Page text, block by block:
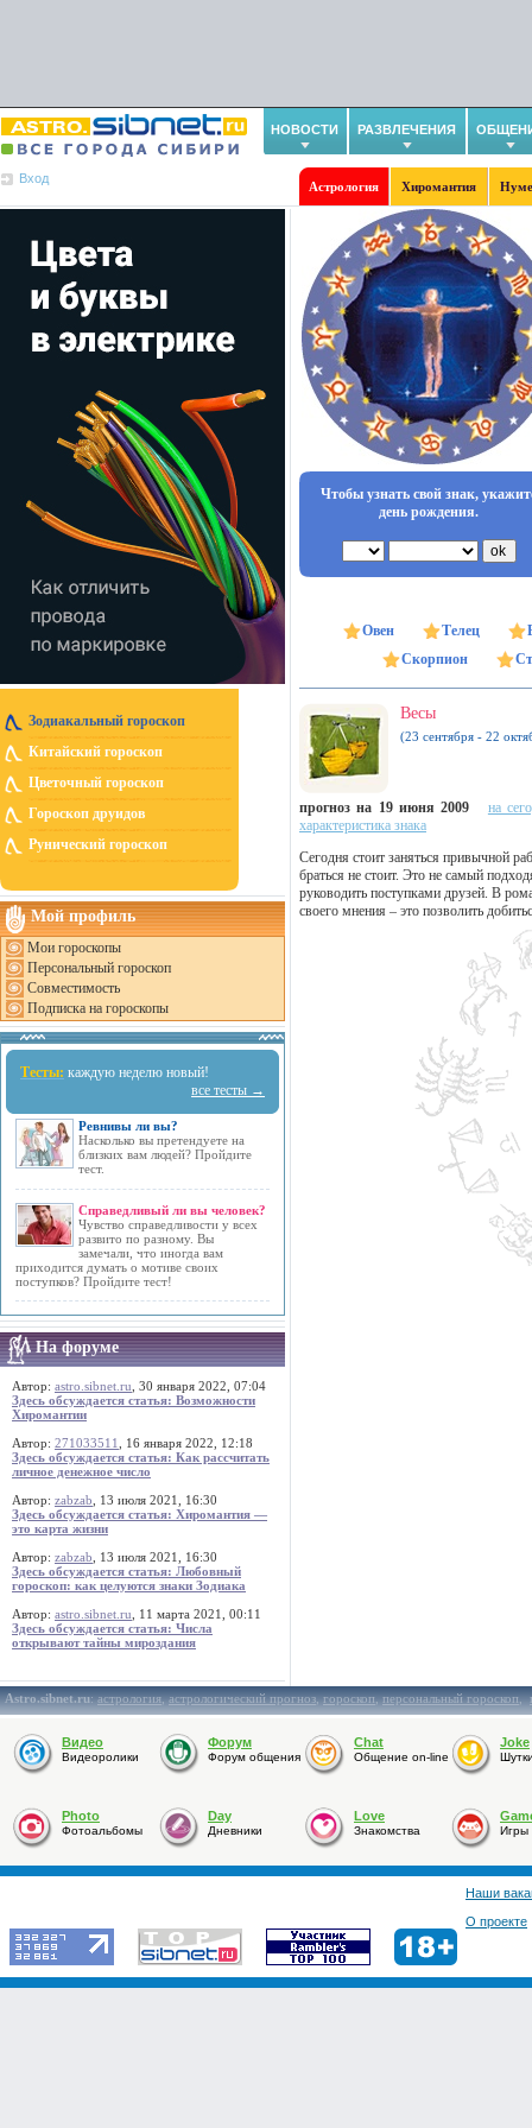
НОВОСТИ РАЗВЛЕЧЕНИЯ
Вход
Астрология Хиромантия
Зодиакальный гороскоп
Китайский гороскоп
Цветочный гороскоп
Гороскоп друидов
Рунический гороскоп
Мой профиль
Мои гороскопы
Персональный гороскоп
Совместимость
Подписка на гороскопы
Тесты: каждую неделю новый!
все тесты →
Ревнивы ли вы?
Насколько вы претендуете на
близких вам людей? Пройдите
тест.
Справедливый ли вы человек?
Чувство справедливости у всех
развито по разному. Вы
замечали, что иногда вам
приходится думать о мотиве своих
поступков? Пройдите тест!
На форуме
Автор: astro.sibnet.ru , 30 января 2022, 07:04
Здесь обсуждается статья: Возможности
Хиромантии
Автор: 271033511
, 16 января 2022, 12:18
Здесь обсуждается статья: Как рассчитать
личное денежное число
Автор: zabzab , 13 июля 2021, 16:30
Здесь обсуждается статья: Хиромантия —
это карта жизни
Автор: zabzab , 13 июля 2021, 16:30
Здесь обсуждается статья: Любовный
гороскоп: как целуются знаки Зодиака
Автор: astro.sibnet.ru , 11 марта 2021, 00:11
Здесь обсуждается статья: Числа
открывают тайны мироздания
Чтобы узнать свой знак,
день рождения.
Овен Телец
Скорпион
Весы
(23 сентября - 22
прогноз на 19 июня 2009
на
характеристика знака
Сегодня стоит заняться привычной
браться не стоит. Это не самый
руководить поступками друзей. В
своего мнения – это позволить
Astro.sibnet.ru:астрология,астрологический прогноз,гороскоп,персональный гороскоп,
Видео
Видеоролики
Форум
Форум общения
Chat
Общение on-line
Joke
Photo
Фотоальбомы
Day
Дневники
Love
Знакомства Игры
Наши
О проекте